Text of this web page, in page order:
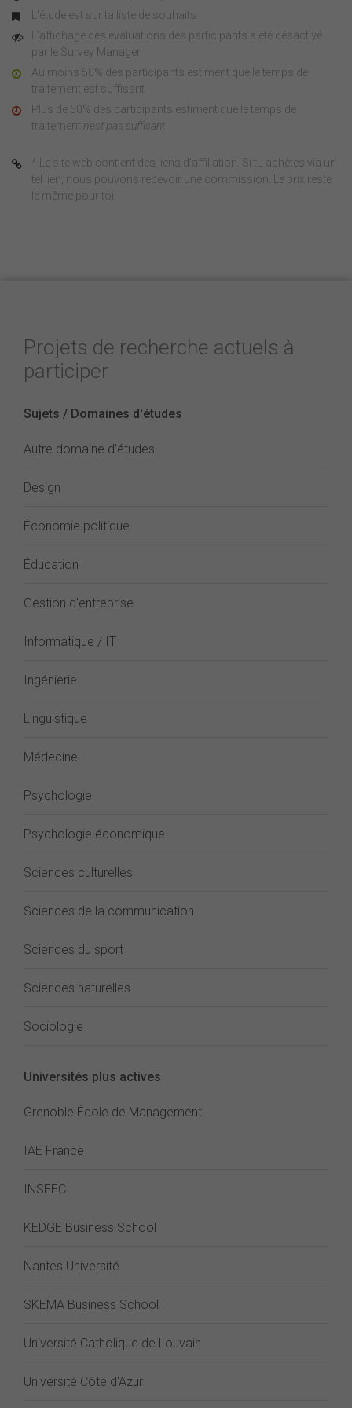
L'étude est sur ta liste de souhaits
L'affichage des évaluations des participants a été désactivé
par le Survey Manager
Au moins 50% des participants estiment que le temps de
traitement est suffisant
Plus de 50% des participants estiment que le temps de
traitement n'est pas suffisant
* Le site web contient des liens d'affiliation. Si tu achètes via un
tel lien, nous pouvons recevoir une commission. Le prix reste
le même pour toi.
Projets de recherche actuels à
participer
Sujets / Domaines d'études
Autre domaine d'études
Design
Économie politique
Éducation
Gestion d'entreprise
Informatique / IT
Ingénierie
Linguistique
Médecine
Psychologie
Psychologie économique
Sciences culturelles
Sciences de la communication
Sciences du sport
Sciences naturelles
Sociologie
Universités plus actives
Grenoble École de Management
IAE France
INSEEC
KEDGE Business School
Nantes Université
SKEMA Business School
Université Catholique de Louvain
Université Côte d'Azur